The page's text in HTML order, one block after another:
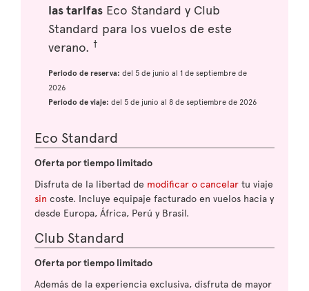
las tarifas Eco Standard y Club
Standard para los vuelos de este
verano. †
Periodo de reserva: del 5 de junio al 1 de septiembre de
2026
Periodo de viaje: del 5 de junio al 8 de septiembre de 2026
Eco Standard
Oferta por tiempo limitado
Disfruta de la libertad de modificar o cancelar tu viaje
sin coste. Incluye equipaje facturado en vuelos hacia y
desde Europa, África, Perú y Brasil.
Club Standard
Oferta por tiempo limitado
Además de la experiencia exclusiva, disfruta de mayor